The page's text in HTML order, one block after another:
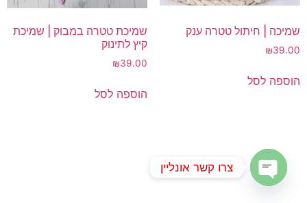
שמיכה | חיתול טטרה ענק
₪39.00
הוספה לסל
שמיכת טטרה במבוק | שמיכת
קיץ לתינוק
₪39.00
הוספה לסל
צרו קשר אונליין